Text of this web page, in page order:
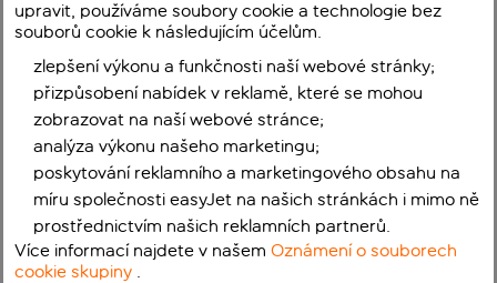
upravit, používáme soubory cookie a technologie bez
souborů cookie k následujícím účelům.
zlepšení výkonu a funkčnosti naší webové stránky;
přizpůsobení nabídek v reklamě, které se mohou
zobrazovat na naší webové stránce;
analýza výkonu našeho marketingu;
poskytování reklamního a marketingového obsahu na
míru společnosti easyJet na našich stránkách i mimo ně
prostřednictvím našich reklamních partnerů.
Více informací najdete v našemOznámení o souborech
cookie skupiny .